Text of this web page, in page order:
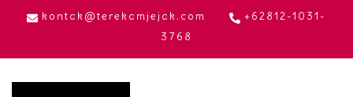
Skip
content
kontak@terekamjejak.com
+62812-1031-
3768